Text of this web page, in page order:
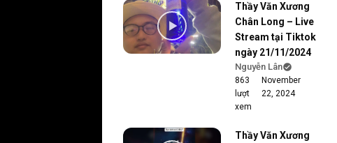
Thầy Văn Xương
Chân Long – Live
Stream tại Tiktok
ngày 21/11/2024
Nguyễn Lân
863
lượt
xem
November
22, 2024
Thầy Văn Xương